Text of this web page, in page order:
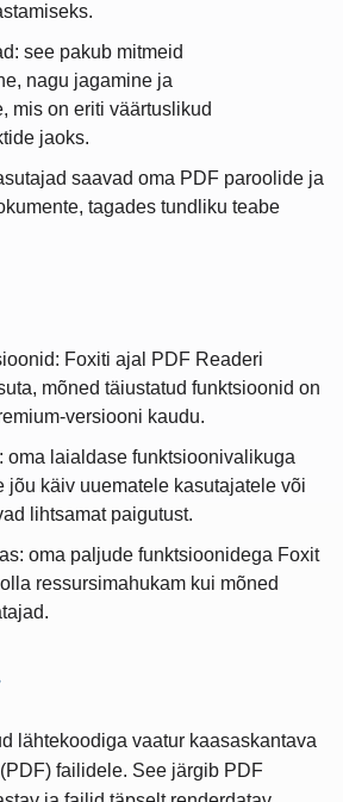
see pakub mitmeid
nagu jagamine ja
mis on eriti väärtuslikud
jaoks.
saavad oma PDF paroolide ja
tagades tundliku teabe
Foxiti ajal PDF Readeri
mõned täiustatud funktsioonid on
versiooni kaudu.
oma laialdase funktsioonivalikuga
jõu käiv uuematele kasutajatele või
lihtsamat paigutust.
oma paljude funktsioonidega Foxit
ressursimahukam kui mõned
lähtekoodiga vaatur kaasaskantava
failidele. See järgib PDF